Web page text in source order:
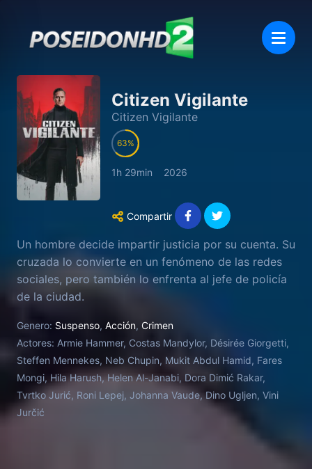
Citizen Vigilante
Citizen Vigilante
63
1h 29min 2026
Compartir
Un hombre decide impartir justicia por su cuenta. Su
cruzada lo convierte en un fenómeno de las redes
sociales, pero también lo enfrenta al jefe de policía
de la ciudad.
Genero: Suspenso, Acción, Crimen
Actores: Armie Hammer, Costas Mandylor, Désirée Giorgetti,
Steffen Mennekes, Neb Chupin, Mukit Abdul Hamid, Fares
Mongi, Hila Harush, Helen Al-Janabi, Dora Dimić Rakar,
Tvrtko Jurić, Roni Lepej, Johanna Vaude, Dino Ugljen, Vini
Jurčić